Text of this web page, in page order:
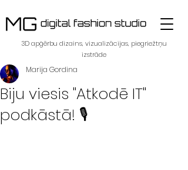
3D apģērbu dizains, vizualizācijas, piegriežtņu
izstrāde
Biju viesis "Atkodē IT"
podkāstā! 🎙️
Marija Gordina